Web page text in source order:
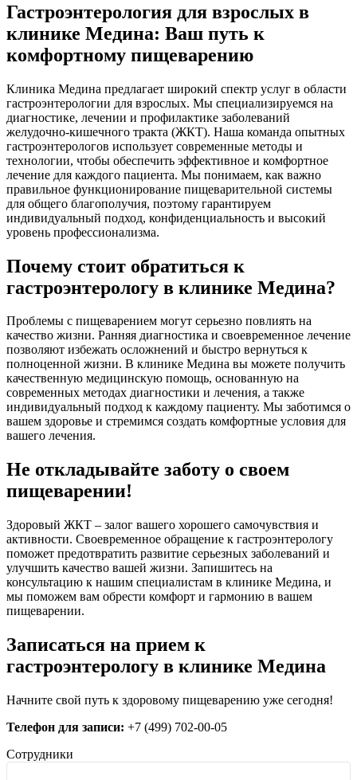
Гастроэнтерология для взрослых в
клинике Медина: Ваш путь к
комфортному пищеварению
Клиника Медина предлагает широкий спектр услуг в области
гастроэнтерологии для взрослых. Мы специализируемся на
диагностике, лечении и профилактике заболеваний
желудочно-кишечного тракта (ЖКТ). Наша команда опытных
гастроэнтерологов использует современные методы и
технологии, чтобы обеспечить эффективное и комфортное
лечение для каждого пациента. Мы понимаем, как важно
правильное функционирование пищеварительной системы
для общего благополучия, поэтому гарантируем
индивидуальный подход, конфиденциальность и высокий
уровень профессионализма.
Почему стоит обратиться к
гастроэнтерологу в клинике Медина?
Проблемы с пищеварением могут серьезно повлиять на
качество жизни. Ранняя диагностика и своевременное лечение
позволяют избежать осложнений и быстро вернуться к
полноценной жизни. В клинике Медина вы можете получить
качественную медицинскую помощь, основанную на
современных методах диагностики и лечения, а также
индивидуальный подход к каждому пациенту. Мы заботимся о
вашем здоровье и стремимся создать комфортные условия для
вашего лечения.
Не откладывайте заботу о своем
пищеварении!
Здоровый ЖКТ – залог вашего хорошего самочувствия и
активности. Своевременное обращение к гастроэнтерологу
поможет предотвратить развитие серьезных заболеваний и
улучшить качество вашей жизни. Запишитесь на
консультацию к нашим специалистам в клинике Медина, и
мы поможем вам обрести комфорт и гармонию в вашем
пищеварении.
Записаться на прием к
гастроэнтерологу в клинике Медина
Начните свой путь к здоровому пищеварению уже сегодня!
Телефон для записи: +7 (499) 702-00-05
Сотрудники